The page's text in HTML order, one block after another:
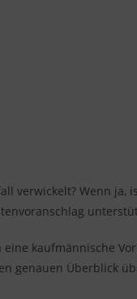
verwickelt? Wenn
kaufmännische
genauen Überblick